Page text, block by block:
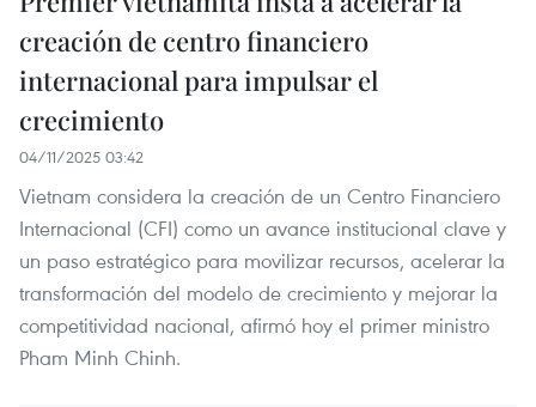
creación de centro financiero
internacional para impulsar el
crecimiento
04/11/2025 03:42
Vietnam considera la creación de un Centro Financiero
Internacional (CFI) como un avance institucional clave y
un paso estratégico para movilizar recursos, acelerar la
transformación del modelo de crecimiento y mejorar la
competitividad nacional, afirmó hoy el primer ministro
Pham Minh Chinh.